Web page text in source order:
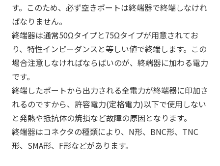
す。このため、必ず空きポートは終端器で終端しなけれ
ばなりません。
終端器は通常50Ωタイプと75Ωタイプが用意されてお
り、特性インピーダンスと等しい値で終端します。この
場合注意しなければならばいのが、終端器に加わる電力
です。
終端したポートから出力される全電力が終端器に印加さ
れるのですから、許容電力(定格電力)以下で使用しない
と発熱や抵抗体の焼損など故障の原因となります。
終端器はコネクタの種類により、N形、BNC形、TNC
形、SMA形、F形などがあります。